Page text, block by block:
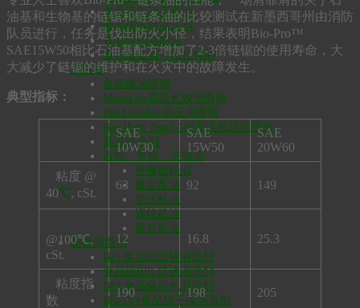
食品级气动工具油
食品级零件清洗剂
食品级铝切削油
食品级金属冲压拉伸油
润滑脂
食品级润滑脂
MaxxLife高温长效润滑脂
Bio-Graphite极压润滑脂
Bio-High Temp 180高温极压润滑脂
高温防卡剂
齿轮、导轨、主轴油
环保齿轮油
真空泵油
空压机油
涡轮机油
凿岩机油
防锈润滑剂
BPL多功能防锈润滑剂
食品级BPL防锈润滑剂
BPL食品级白色润滑剂
Bio-Dry食品级干膜润滑剂
油基和生物基的链锯和链条油的比较测试在新墨西哥州由消防
队员进行，任务是伐出防火小径，结果表明Bio-Pro™
SAE15W50相比石油基配方增加了2-3倍链锯的使用寿命，大
大减少了链锯的维护和在火灾中的故障发生。
典型指标：
SAE
10W30
SAE
15W50
SAE
20W60
粘度 @
40℃, cSt.
63 92 149
@100℃,
cSt.
12 16.8 25.3
粘度指
数
190 198 205